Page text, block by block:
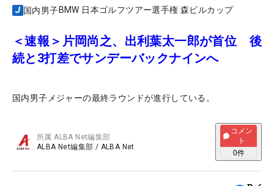
国内男子BMW 日本ゴルフツアー選手権 森ビルカップ
＜速報＞片岡尚之、出利葉太一郎が首位 後
続と3打差でサンデーバックナインへ
国内男子メジャーの最終ラウンドが進行している。
所属ALBA Net編集部
ALBA Net編集部 / ALBA Net
コメン
ト
0件